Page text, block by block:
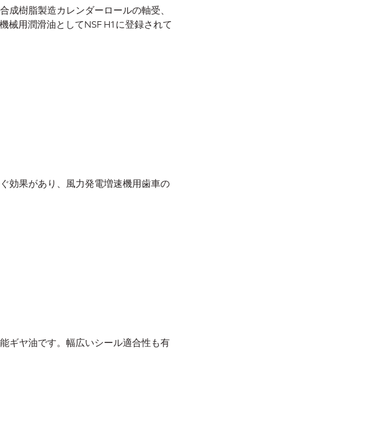
樹脂製造カレンダーロールの軸受、
械用潤滑油としてNSF H1に登録されて
効果があり、風力発電増速機用歯車の
ギヤ油です。幅広いシール適合性も有